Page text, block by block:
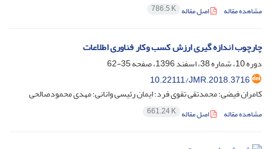
مشاهده مقاله اصل مقاله 786.5 K
چارچوب اندازه گیری ارزش کسب وکار فناوری اطلاعات
دوره 10، شماره 38، اسفند 1396، صفحه
35-62
10.22111/JMR.2018.3716
کامران فیضی؛ محمدتقی تقوی فرد؛ ایمان رئیسی وانانی؛ مهدی محمودصالحی
مشاهده مقاله اصل مقاله 661.24 K